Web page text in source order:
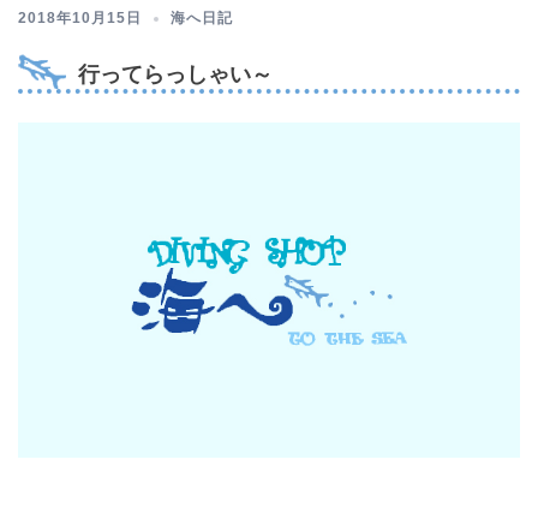
2018年10月15日 海へ日記
行ってらっしゃい～